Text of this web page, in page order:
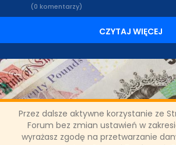
Przez dalsze aktywne korzystanie ze
Forum bez zmian ustawień w
wyrażasz zgodę na przetwarzanie
(0 komentarzy)
CZYTAJ WIĘCEJ
Poznamy koszty